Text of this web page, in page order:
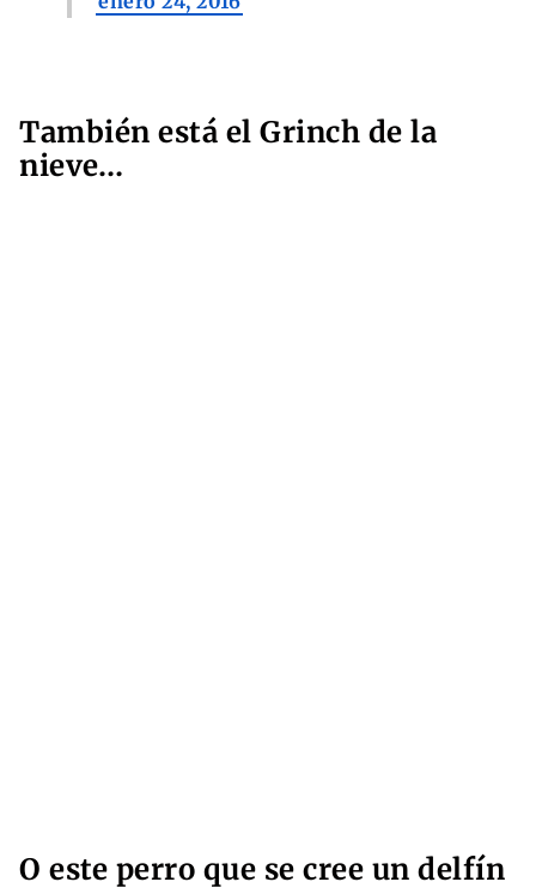
También está el Grinch de la
nieve…
O este perro que se cree un delfín